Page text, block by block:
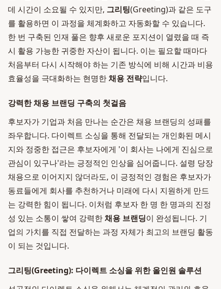
데 시간이 소요될 수 있지만, 그리팅(Greeting)과 같은 도구
를 활용하면 이 과정을 체계화하고 자동화할 수 있습니다.
한 번 구축된 인재 풀은 향후 새로운 포지션이 열렸을 때 즉
시 활용 가능한 귀중한 자산이 됩니다. 이는 필요할 때마다
처음부터 다시 시작해야 하는 기존 방식에 비해 시간과 비용
효율성을 극대화하는 현명한채용 전략입니다.
강력한 채용 브랜딩 구축의 첫걸음
후보자가 기업과 처음 만나는 순간은 채용 브랜딩의 성패를
좌우합니다. 다이렉트 소싱을 통해 전달되는 개인화된 메시
지와 정중한 접근은 후보자에게 '이 회사는 나에게 진심으로
관심이 있구나'라는 긍정적인 인상을 심어줍니다. 설령 당장
채용으로 이어지지 않더라도, 이 긍정적인 경험은 후보자가
동료들에게 회사를 추천하거나 미래에 다시 지원하게 만드
는 강력한 힘이 됩니다. 이처럼 후보자 한 명 한 명과의 진정
성 있는 소통이 쌓여 강력한채용 브랜딩이 완성됩니다. 기
업의 가치를 직접 전달하는 과정 자체가 최고의 브랜딩 활동
이 되는 것입니다.
그리팅(Greeting): 다이렉트 소싱을 위한 올인원 솔루션